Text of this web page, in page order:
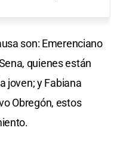
son: Emerenciano
quienes están
joven; y Fabiana
Obregón, estos